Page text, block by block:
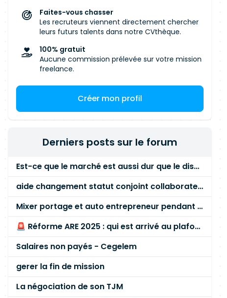
Faites-vous chasser
Les recruteurs viennent directement chercher
leurs futurs talents dans notre CVthèque.
100% gratuit
Aucune commission prélevée sur votre mission
freelance.
Créer mon profil
Derniers posts sur le forum
Est-ce que le marché est aussi dur que le disent les commerciaux ?
aide changement statut conjoint collaborateur
Mixer portage et auto entrepreneur pendant des années - quel risque ?
🚨 Réforme ARE 2025 : qui est arrivé au plafond des 60 % en gardant son entreprise ?
Salaires non payés - Cegelem
gerer la fin de mission
La négociation de son TJM